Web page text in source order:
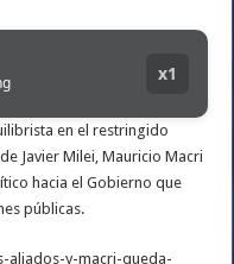
x1
en el restringido
Javier Milei, Mauricio Macri
hacia el Gobierno que
públicas.